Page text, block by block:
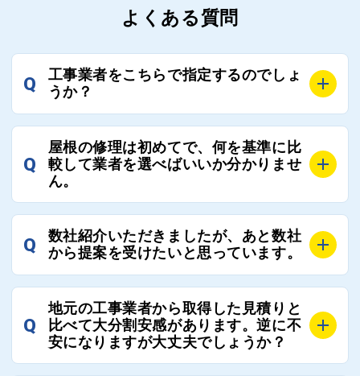
よくある質問
Q
工事業者をこちらで指定するのでしょ
うか？
お客様のご要望をお聞きし、条件に合った工事業者を
最大3社まで選定し、ご紹介いたします。
そのため、お客様に比較する業者を選定いただく必要
Q
屋根の修理は初めてで、何を基準に比
較して業者を選べばいいか分かりませ
ん。
選定基準はお客様によって異なりますが、価格はもち
ろんのこと、実績面や保証面、担当者の人柄や社歴、
し、総合的に判断ください。
また、選定に迷った際などは屋根コネクト事務局へご
連絡いただければ、お客様の屋根修理を全面的にフォ
ローさせていただきます。お気軽にご相談ください。
Q
数社紹介いただきましたが、あと数社
から提案を受けたいと思っています。
全国300社以上の登録業者がございますので、プラス
でご紹介の要望をいただければ、即時屋根コネクトに
て対応させていただきます。お気軽にお申し付けくだ
Q
地元の工事業者から取得した見積りと
比べて大分割安感があります。逆に不
安になりますが大丈夫でしょうか？